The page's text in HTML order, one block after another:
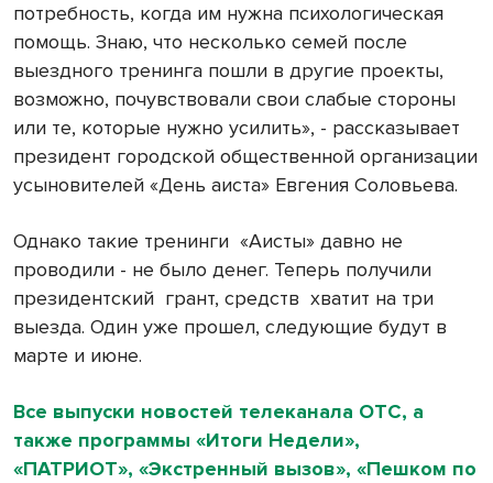
потребность, когда им нужна психологическая
помощь. Знаю, что несколько семей после
выездного тренинга пошли в другие проекты,
возможно, почувствовали свои слабые стороны
или те, которые нужно усилить», - рассказывает
президент городской общественной организации
усыновителей «День аиста» Евгения Соловьева.
Однако такие тренинги «Аисты» давно не
проводили - не было денег. Теперь получили
президентский грант, средств хватит на три
выезда. Один уже прошел, следующие будут в
марте и июне.
Все выпуски новостей телеканала ОТС, а
также программы «Итоги Недели»,
«ПАТРИОТ», «Экстренный вызов», «Пешком по